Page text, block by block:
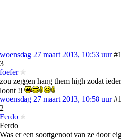
woensdag 27 maart 2013, 10:53 uur
3
foefer
zou zeggen hang them high zodat
loont !!
woensdag 27 maart 2013, 10:58 uur
2
Ferdo
Ferdo
Was er een soortgenoot van ze door